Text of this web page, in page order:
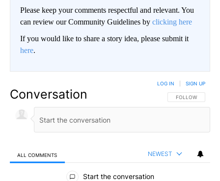
Please keep your comments respectful and relevant. You
can review our Community Guidelines by clicking here
If you would like to share a story idea, please submit it
here.
Conversation FOLLOW THIS
FOLLOW
LOG IN SIGN UP
ALL COMMENTS NEWEST
All Comments
Start the conversation